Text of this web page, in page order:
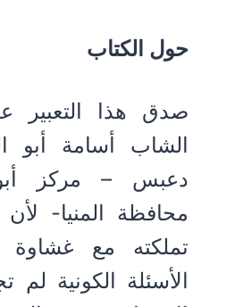
حول الكتاب
صدق هذا التعبير
الشاب أسامة أبو
دعبس – مركز
محافظة المنيا- لأن
تملكته مع غشاوة
الأسئلة الكونية لم